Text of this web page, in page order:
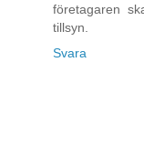
företagaren
tillsyn.
Svara